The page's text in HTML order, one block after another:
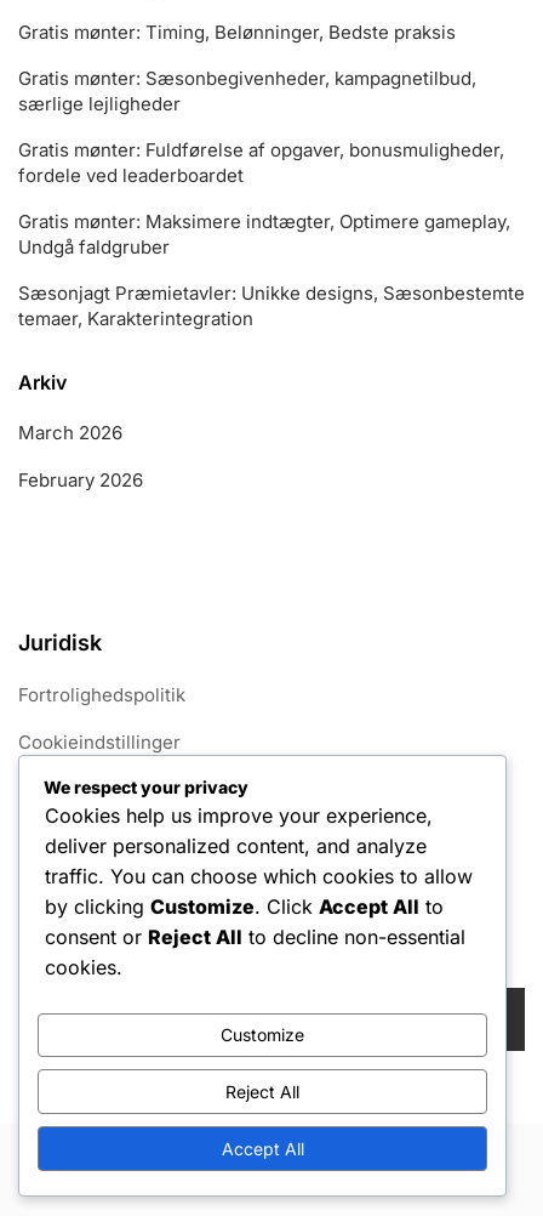
Gratis mønter: Timing, Belønninger, Bedste praksis
Gratis mønter: Sæsonbegivenheder, kampagnetilbud,
særlige lejligheder
Gratis mønter: Fuldførelse af opgaver, bonusmuligheder,
fordele ved leaderboardet
Gratis mønter: Maksimere indtægter, Optimere gameplay,
Undgå faldgruber
Sæsonjagt Præmietavler: Unikke designs, Sæsonbestemte
temaer, Karakterintegration
Arkiv
March 2026
February 2026
Juridisk
Fortrolighedspolitik
Cookieindstillinger
Servicevilkår
Kontakt os
Søg
Copyright © 2026 Hello Shoppable. Powered byWordPress
We respect your privacy
Cookies help us improve your experience,
deliver personalized content, and analyze
traffic. You can choose which cookies to allow
by clicking Customize. Click Accept All to
consent or Reject All to decline non-essential
cookies.
Customize
Reject All
Accept All